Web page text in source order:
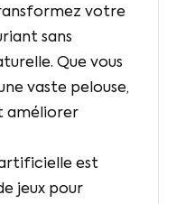
votre
sans
Que vous
vaste pelouse,
améliorer
artificielle est
jeux pour